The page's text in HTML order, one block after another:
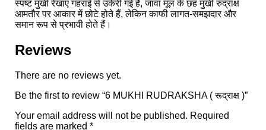
स्पष्ट मुखी रेखाएं गहराई से उकेरी गई हैं, जावा मूल के छह मुखी रुद्राक्ष
आमतौर पर आकार में छोटे होते हैं, लेकिन काफी लागत-समझदार और
समान रूप से प्रभावी होते हैं।
Reviews
There are no reviews yet.
Be the first to review “6 MUKHI RUDRAKSHA ( रूद्राक्ष )”
Your email address will not be published. Required
fields are marked *